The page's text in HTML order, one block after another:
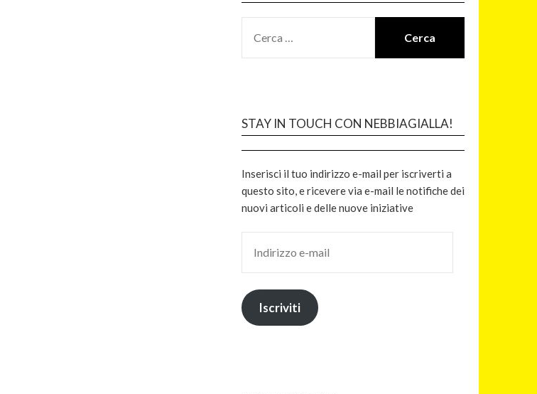
STAY IN TOUCH CON NEBBIAGIALLA!
Inserisci il tuo indirizzo e-mail per iscriverti a
questo sito, e ricevere via e-mail le notifiche dei
nuovi articoli e delle nuove iniziative
Iscriviti